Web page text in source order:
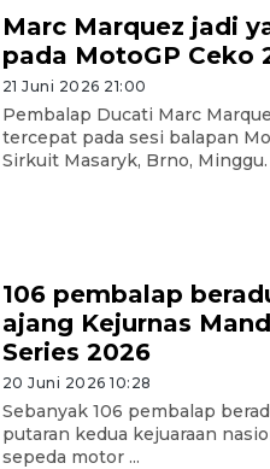
Marc Marquez jadi
pada MotoGP Ceko
21 Juni 2026 21:00
Pembalap Ducati Marc
tercepat pada sesi balapan
Sirkuit Masaryk, Brno, Minggu.
106 pembalap
ajang Kejurnas
Series 2026
20 Juni 2026 10:28
Sebanyak 106 pembalap
putaran kedua kejuaraan
sepeda motor ...